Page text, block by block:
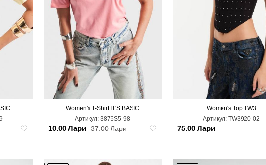
L M S
Women's T-Shirt IT'S BASIC
Артикул:3876S5-98
10.00 Лари 37.00 Лари
L M XS
Women's Top TW3
Артикул:TW3920-02
75.00 Лари